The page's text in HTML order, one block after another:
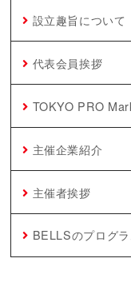
設立趣旨について
代表会員挨拶
TOKYO PRO
主催企業紹介
主催者挨拶
BELLSのプログ